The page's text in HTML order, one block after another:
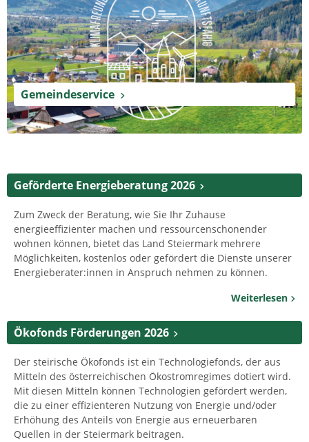
Gemeindeservice
Geförderte Energieberatung 2026
Zum Zweck der Beratung, wie Sie Ihr Zuhause
energieeffizienter machen und ressourcenschonender
wohnen können, bietet das Land Steiermark mehrere
Möglichkeiten, kostenlos oder gefördert die Dienste unserer
Energieberater:innen in Anspruch nehmen zu können.
Weiterlesen
Ökofonds Förderungen 2026
Der steirische Ökofonds ist ein Technologiefonds, der aus
Mitteln des österreichischen Ökostromregimes dotiert wird.
Mit diesen Mitteln können Technologien gefördert werden,
die zu einer effizienteren Nutzung von Energie und/oder
Erhöhung des Anteils von Energie aus erneuerbaren
Quellen in der Steiermark beitragen.